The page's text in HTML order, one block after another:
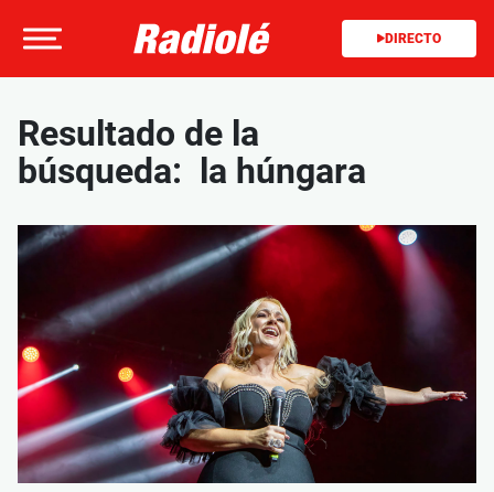
DIRECTO
Resultado de la
búsqueda: la húngara